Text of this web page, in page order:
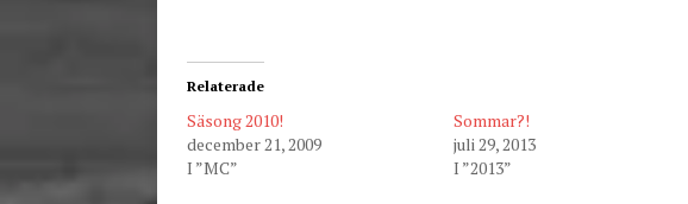
Relaterade
Säsong 2010!
december 21, 2009
I ”MC”
Sommar?!
juli 29, 2013
I ”2013”